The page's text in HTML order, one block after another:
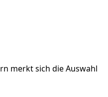
merkt sich die Auswahl